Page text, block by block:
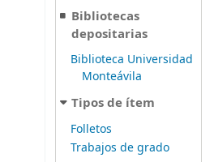
Bibliotecas
depositarias
Biblioteca Universidad
Monteávila
Tipos de ítem
Folletos
Trabajos de grado